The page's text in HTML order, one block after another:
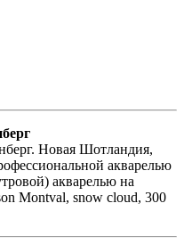
Новая Шотландия,
акварелью
акварелью на
Montval, snow cloud, 300